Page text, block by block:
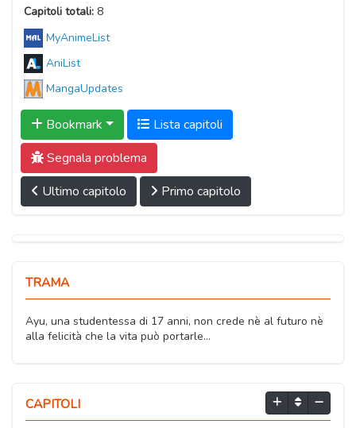
Capitoli totali: 8
MyAnimeList
AniList
MangaUpdates
Bookmark
Lista capitoli
Segnala problema
Ultimo capitolo
Primo capitolo
TRAMA
Ayu, una studentessa di 17 anni, non crede nè al futuro nè
alla felicità che la vita può portarle…
CAPITOLI